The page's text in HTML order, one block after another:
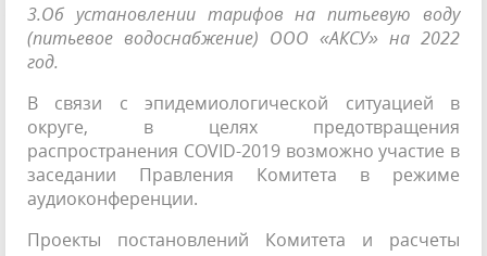
3.Об установлении тарифов на питьевую воду
(питьевое водоснабжение) ООО «АКСУ» на 2022
год.
В связи с эпидемиологической ситуацией в
округе, в целях предотвращения
распространения COVID-2019 возможно участие в
заседании Правления Комитета в режиме
аудиоконференции.
Проекты постановлений Комитета и расчеты